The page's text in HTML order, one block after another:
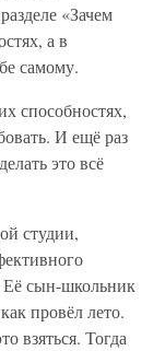
«Зачем
а в
самому.
способностях,
И ещё раз
это всё
студии,
Её сын-школьник
провёл лето.
взяться. Тогда